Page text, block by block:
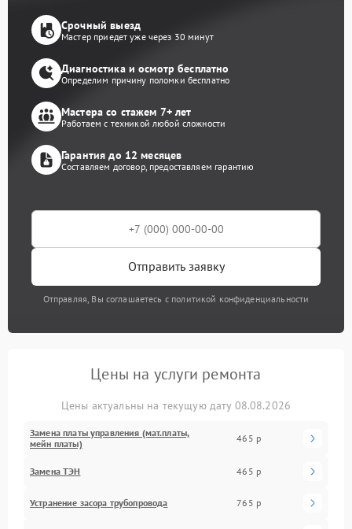
Срочный выезд
Мастер приедет уже через 30 минут
Диагностика и осмотр бесплатно
Определим причину поломки бесплатно
Мастера со стажем 7+ лет
Работаем с техникой любой сложности
Гарантия до 12 месяцев
Составляем договор, предоставляем гарантию
Отправить заявку
Отправляя, Вы соглашаетесь с политикой конфиденциальности
Цены на услуги ремонта
Цены актуальны на текущую дату 08.08.2026
Замена платы управления (мат.платы,
мейн платы)
465 р
Замена ТЭН 465 р
Устранение засора трубопровода 765 р